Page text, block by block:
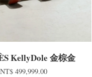
KellyDole 金棕金
NT$ 499,999.00